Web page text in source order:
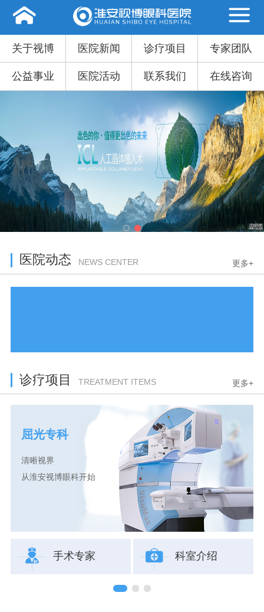
关于视博 医院新闻 诊疗项目 专家团队
公益事业 医院活动 联系我们 在线咨询
医院动态 NEWS CENTER 更多+
诊疗项目 TREATMENT ITEMS 更多+
屈光专科
清晰视界
从淮安视博眼科开始
手术专家 科室介绍